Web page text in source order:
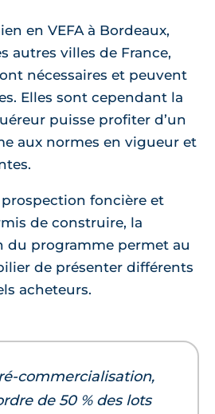
en VEFA à Bordeaux,
autres villes de France,
nécessaires et peuvent
Elles sont cependant la
puisse profiter d’un
aux normes en vigueur et
foncière et
de construire, la
du programme permet au
de présenter différents
acheteurs.
commercialisation,
de 50 % des lots